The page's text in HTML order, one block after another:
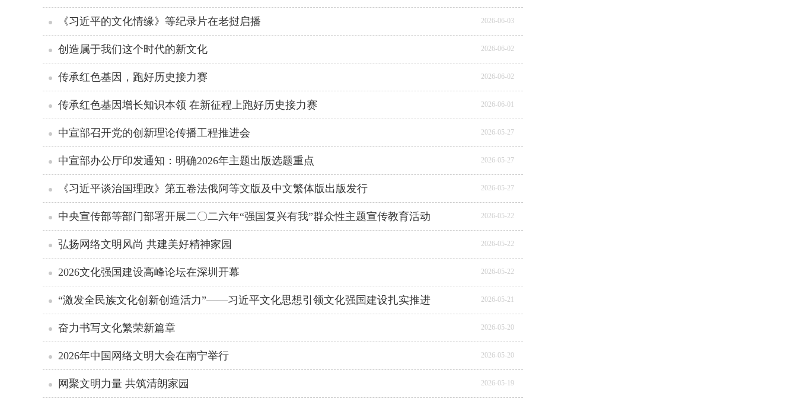
2026-06-03
《习近平的文化情缘》等纪录片在老挝启播
2026-06-02
创造属于我们这个时代的新文化
2026-06-02
传承红色基因，跑好历史接力赛
2026-06-01
传承红色基因增长知识本领 在新征程上跑好历史接力赛
2026-05-27
中宣部召开党的创新理论传播工程推进会
2026-05-27
中宣部办公厅印发通知：明确2026年主题出版选题重点
2026-05-27
《习近平谈治国理政》第五卷法俄阿等文版及中文繁体版出版发行
2026-05-22
中央宣传部等部门部署开展二〇二六年“强国复兴有我”群众性主题宣传教育活动
2026-05-22
弘扬网络文明风尚 共建美好精神家园
2026-05-22
2026文化强国建设高峰论坛在深圳开幕
2026-05-21
“激发全民族文化创新创造活力”——习近平文化思想引领文化强国建设扎实推进
2026-05-20
奋力书写文化繁荣新篇章
2026-05-20
2026年中国网络文明大会在南宁举行
2026-05-19
网聚文明力量 共筑清朗家园